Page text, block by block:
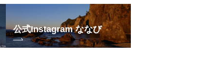
公式Instagram ななび